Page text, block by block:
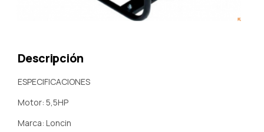
Descripción
ESPECIFICACIONES
Motor: 5,5HP
Marca: Loncin